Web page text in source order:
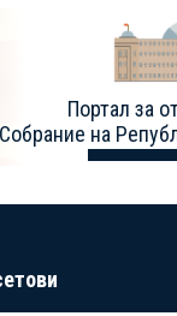
Портал за
Собрание на